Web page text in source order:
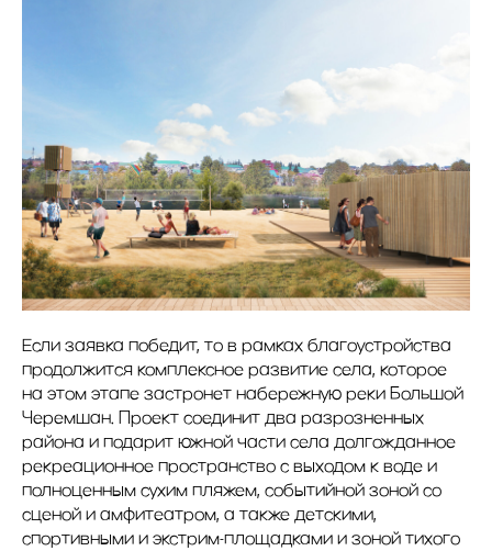
Если заявка победит, то в рамках благоустройства
продолжится комплексное развитие села, которое
на этом этапе застронет набережную реки Большой
Черемшан. Проект соединит два разрозненных
района и подарит южной части села долгожданное
рекреационное пространство с выходом к воде и
полноценным сухим пляжем, событийной зоной со
сценой и амфитеатром, а также детскими,
спортивными и экстрим-площадками и зоной тихого